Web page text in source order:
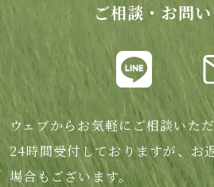
ご相談・お問
ウェブからお気軽にご相談いた
24時間受付しておりますが、お
場合もございます。